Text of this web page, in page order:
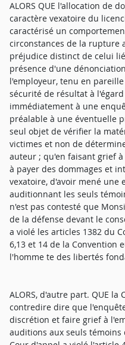
ALORS QUE l'allocation de
caractère vexatoire du
caractérisé un
circonstances de la rupture
préjudice distinct de celui
présence d'une
l'employeur, tenu en
sécurité de résultat à
immédiatement à une
préalable à une éventuelle
seul objet de vérifier la
victimes et non de
auteur ; qu'en faisant grief
à payer des dommages et
vexatoire, d'avoir mené une
auditionnant les seuls
n'est pas contesté que
de la défense devant le
a violé les articles 1382 du
6,13 et 14 de la Convention
l'homme te des libertés
ALORS, d'autre part. QUE
contredire dire que
discrétion et faire grief à
auditions aux seuls